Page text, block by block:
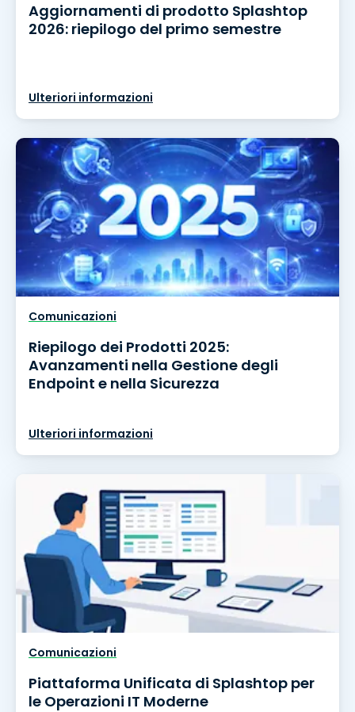
Aggiornamenti di prodotto Splashtop
2026: riepilogo del primo semestre
Ulteriori informazioni
Comunicazioni
Riepilogo dei Prodotti 2025:
Avanzamenti nella Gestione degli
Endpoint e nella Sicurezza
Ulteriori informazioni
Comunicazioni
Piattaforma Unificata di Splashtop per
le Operazioni IT Moderne